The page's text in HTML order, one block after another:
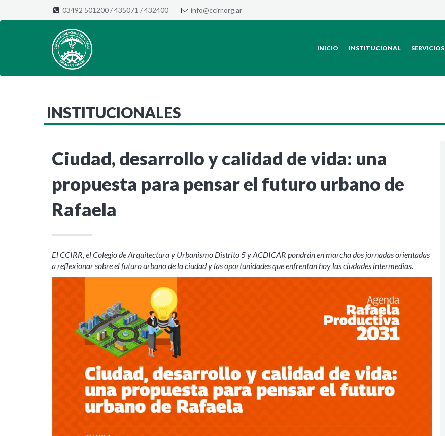
03492 501200/435071 /432400 info@ccirr.org.ar
INICIO INSTITUCIONAL SERVICIOS
INSTITUCIONALES
Ciudad, desarrollo y calidad de vida: una
propuesta para pensar el futuro urbano de
Rafaela
El CCIRR, el Colegio de Arquitectura y Urbanismo Distrito 5 y ACDICAR pondrán en marcha dos jornadas orientadas
a reflexionar sobre el futuro urbano de la ciudad y las oportunidades que enfrentan hoy las ciudades intermedias.